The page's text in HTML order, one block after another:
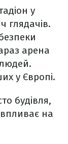
у
глядачів.
арена
у Європі.
будівля,
на